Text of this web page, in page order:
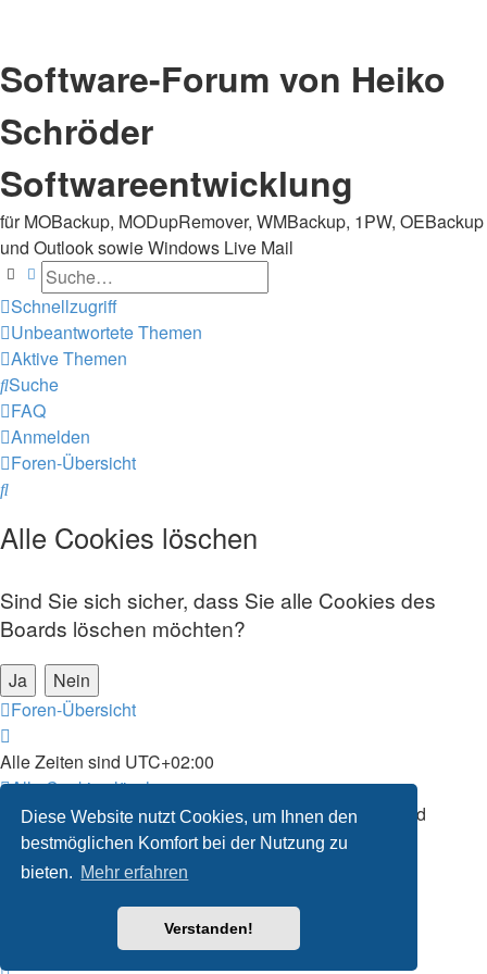
Diese Website nutzt Cookies, um Ihnen den
bestmöglichen Komfort bei der Nutzung zu
bieten. Mehr erfahren
Verstanden!
Software-Forum von Heiko
Schröder
Softwareentwicklung
für MOBackup, MODupRemover, WMBackup, 1PW, OEBackup
und Outlook sowie Windows Live Mail
SucheErweiterte Suche
Schnellzugriff
Unbeantwortete Themen
Aktive Themen
Suche
FAQ
Anmelden
Foren-Übersicht
Suche
Alle Cookies löschen
Sind Sie sich sicher, dass Sie alle Cookies des
Boards löschen möchten?
Foren-Übersicht
Alle Zeiten sind UTC+02:00
Alle Cookies löschen
Powered byphpBB® Forum Software © phpBB Limited
Deutsche Übersetzung durch phpBB.de
Datenschutz|Nutzungsbedingungen